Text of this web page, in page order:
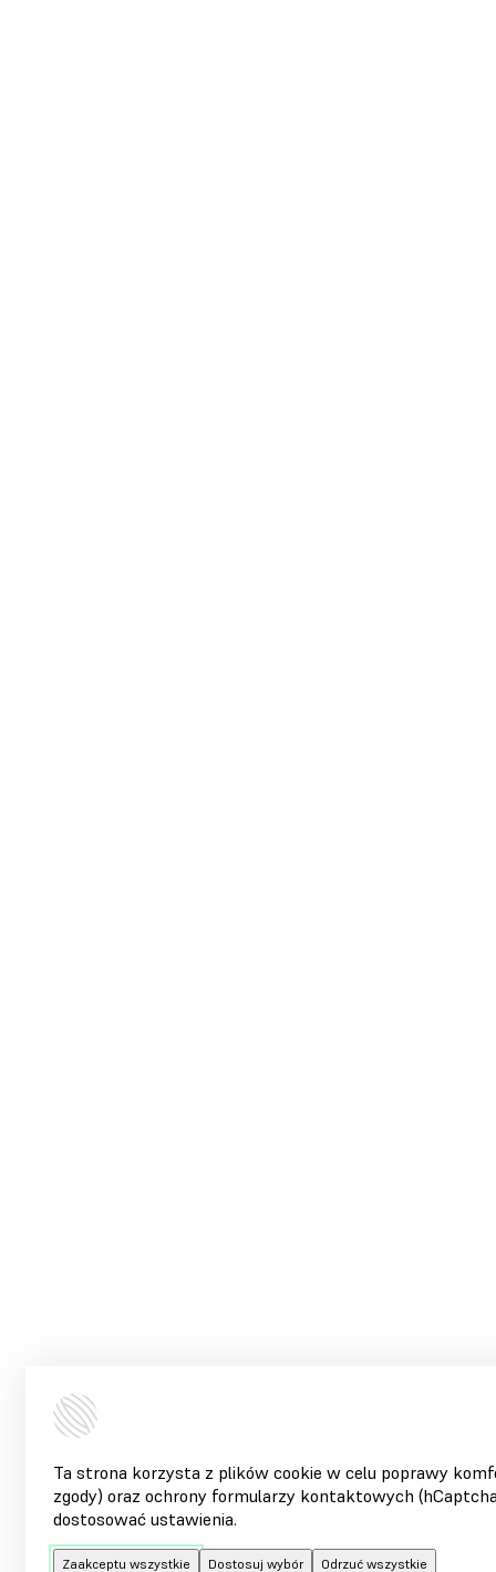
Ta strona korzysta z plików cookie w celu poprawy
zgody) oraz ochrony formularzy kontaktowych
dostosować ustawienia.
Zaakceptu wszystkie Dostosuj wybór Odrzuć wszystkie